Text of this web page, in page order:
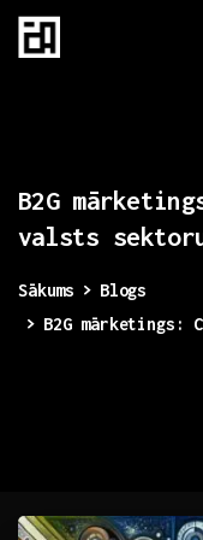
B2G
valsts
Sākums
Blogs
B2G